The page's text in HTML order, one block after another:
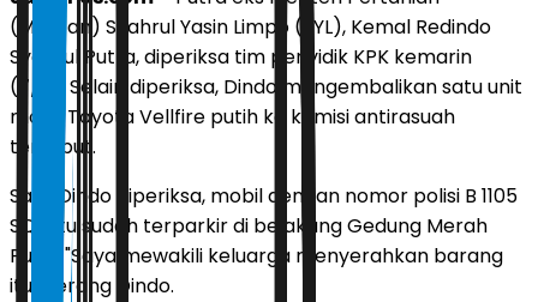
(Mentan) Syahrul Yasin Limpo (SYL), Kemal Redindo
Syahrul Putra, diperiksa tim penyidik KPK kemarin
(7/6). Selain diperiksa, Dindo mengembalikan satu unit
mobil Toyota Vellfire putih ke komisi antirasuah
tersebut.
Saat Dindo diperiksa, mobil dengan nomor polisi B 1105
SQH itu sudah terparkir di belakang Gedung Merah
Putih. "Saya mewakili keluarga menyerahkan barang
itu," terang Dindo.